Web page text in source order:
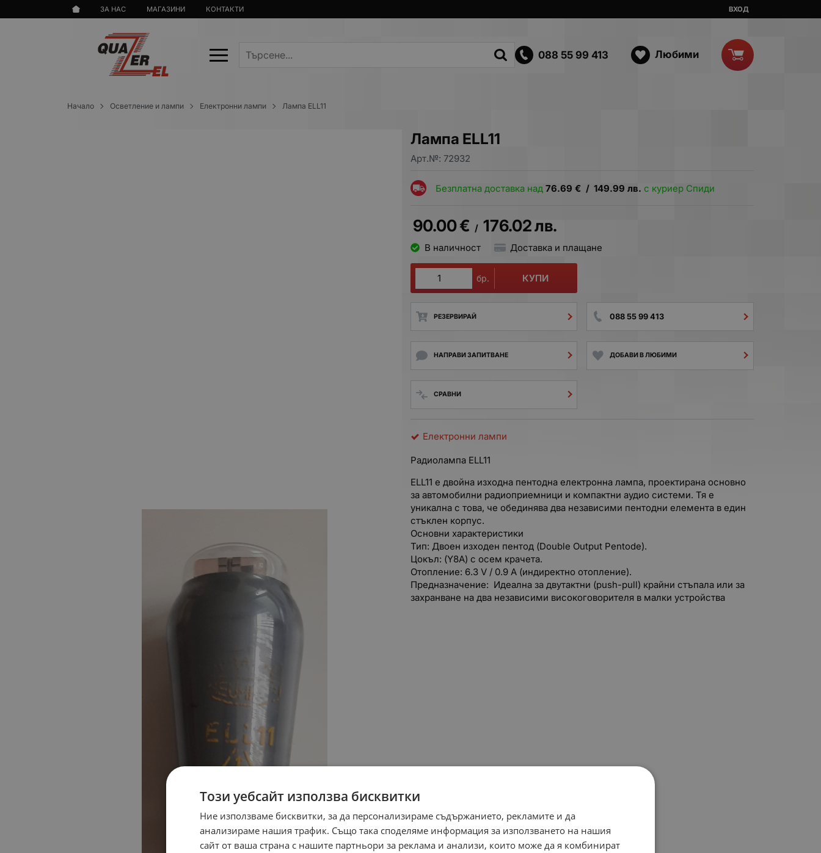
ЗА НАС МАГАЗИНИ КОНТАКТИ ВХОД
088 55 99 413 Любими
Начало Осветление и лампи Електронни лампи Лампа ELL11
Лампа ELL11
Арт.№: 72932
Безплатна доставка над76.69 € / 149.99 лв. с куриер Спиди
90.00€ / 176.02лв.
В наличност Доставка и плащане
бр. КУПИ
РЕЗЕРВИРАЙ 088 55 99 413
НАПРАВИ ЗАПИТВАНЕ ДОБАВИ В ЛЮБИМИ
СРАВНИ
Електронни лампи
Радиолампа ELL11
ELL11 е двойна изходна пентодна електронна лампа, проектирана основно
за автомобилни радиоприемници и компактни аудио системи. Тя е
уникална с това, че обединява два независими пентодни елемента в един
стъклен корпус.
Основни характеристики
Тип: Двоен изходен пентод (Double Output Pentode).
Цокъл: (Y8A) с осем крачета.
Отопление: 6.3 V / 0.9 A (индиректно отопление).
Предназначение: Идеална за двутактни (push-pull) крайни стъпала или за
захранване на два независими високоговорителя в малки устройства
Този уебсайт използва бисквитки
Ние използваме бисквитки, за да персонализираме съдържанието, рекламите и да
анализираме нашия трафик. Също така споделяме информация за използването на нашия
сайт от ваша страна с нашите партньори за реклама и анализи, които може да я комбинират